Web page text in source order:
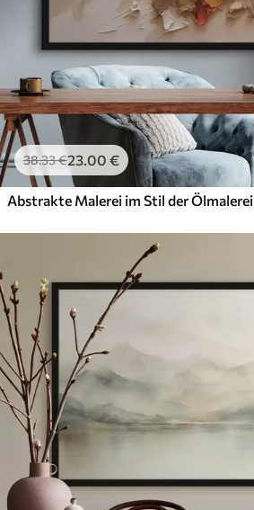
38.33€23.00 €
Abstrakte Malerei im Stil der Ölmalerei